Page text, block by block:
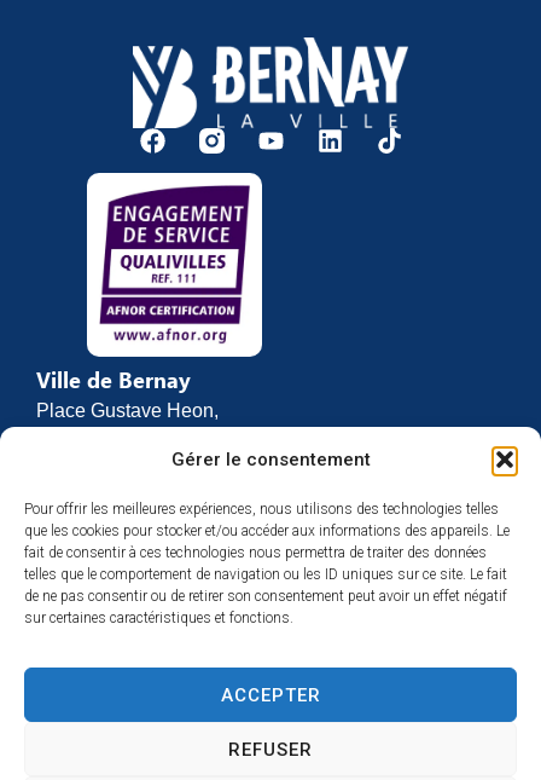
Gérer le consentement
Pour offrir les meilleures expériences, nous utilisons des technologies telles
que les cookies pour stocker et/ou accéder aux informations des appareils. Le
fait de consentir à ces technologies nous permettra de traiter des données
telles que le comportement de navigation ou les ID uniques sur ce site. Le fait
de ne pas consentir ou de retirer son consentement peut avoir un effet négatif
sur certaines caractéristiques et fonctions.
ACCEPTER
REFUSER
Ville de Bernay
Place Gustave Heon,
27307 BERNAY
02 32 46 63 00
Contact
Horaires d’ouverture
Du lundi au vendredi :
et de 13h30 à 17h